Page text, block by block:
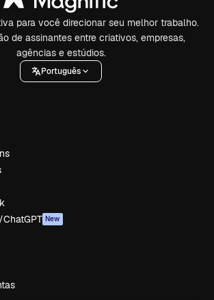
para você direcionar seu melhor trabalho.
de assinantes entre criativos, empresas,
agências e estúdios.
Português
New